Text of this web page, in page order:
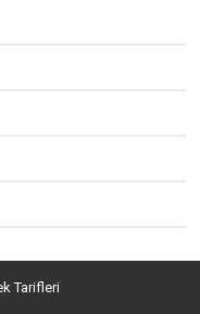
Tarifleri